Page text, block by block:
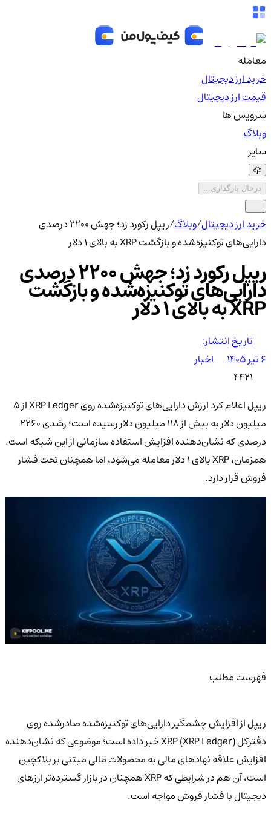
معامله
خرید ارز دیجیتال
قیمت ارز دیجیتال
سرویس ها
وبلاگ
سایر
درحال بارگذاری...
خرید ارز دیجیتال/وبلاگ/
ریپل رکورد زد؛ جهش ۲۲۰۰ درصدی
دارایی‌های توکنیزه‌شده و بازگشت XRP به بالای ۱ دلار
ریپل رکورد زد؛ جهش ۲۲۰۰ درصدی
دارایی‌های توکنیزه‌شده و بازگشت
XRP به بالای ۱ دلار
تاریخ انتشار:
۶ تیر ۱۴۰۵
اخبار
4421
ریپل اعلام کرد ارزش دارایی‌های توکنیزه‌شده روی XRP Ledger از ۵
میلیون دلار به بیش از ۱۱۸ میلیون دلار رسیده است؛ رشدی ۲۲۶۰
درصدی که نشان‌دهنده افزایش استفاده سازمانی از این شبکه است.
همزمان، XRP بالای ۱ دلار معامله می‌شود، اما همچنان تحت فشار
فروش قرار دارد.
فهرست مطلب
ریپل از افزایش چشمگیر دارایی‌های توکنیزه‌شده صادرشده روی
دفترکل XRP (XRP Ledger) خبر داده است؛ موضوعی که نشان‌دهنده
افزایش علاقه نهادهای مالی به محصولات مالی مبتنی بر بلاکچین
است، آن هم در شرایطی که XRP همچنان در بازار گسترده‌تر ارزهای
دیجیتال با فشار فروش مواجه است.